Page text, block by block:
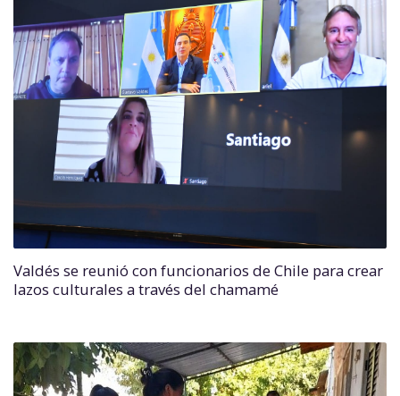
Valdés se reunió con funcionarios de Chile para crear
lazos culturales a través del chamamé